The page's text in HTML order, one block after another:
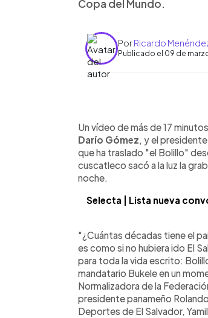
Copa del Mundo.
PorRicardo
Publicado el 09 de
► Escuchar artículo
Un vídeo de más de 17
Darío Gómez , y el
que ha traslado "el Bolillo"
cuscatleco sacó a la luz la
noche.
Selecta | Lista nueva
"¿Cuántas décadas tiene el
es como si no hubiera ido El
para toda la vida escrito:
mandatario Bukele en un
Normalizadora de la
presidente panameño
Deportes de El Salvador,